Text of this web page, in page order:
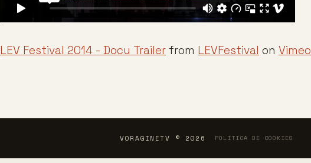
LEV Festival 2014 - Docu Trailer from LEVFestival on Vimeo
VORAGINETV © 2026 POLÍTICA DE COOKIES